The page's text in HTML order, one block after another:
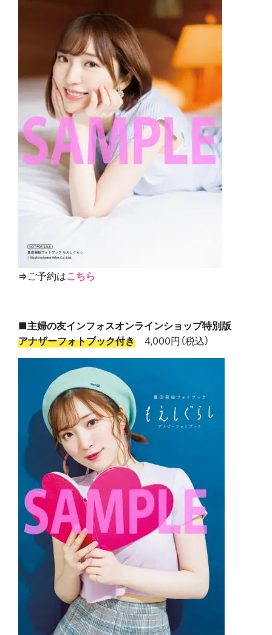
⇒ご予約はこちら
■主婦の友インフォスオンラインショップ特別版
アナザーフォトブック付き 4,000円（税込）